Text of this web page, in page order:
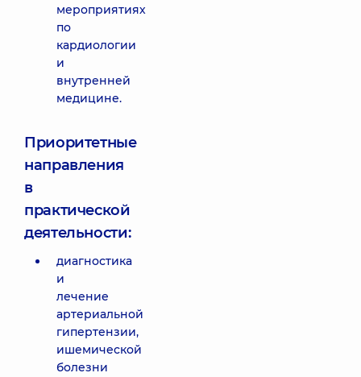
мероприятиях
по
кардиологии
и
внутренней
медицине.
Приоритетные
направления
в
практической
деятельности:
диагностика
и
лечение
артериальной
гипертензии,
ишемической
болезни